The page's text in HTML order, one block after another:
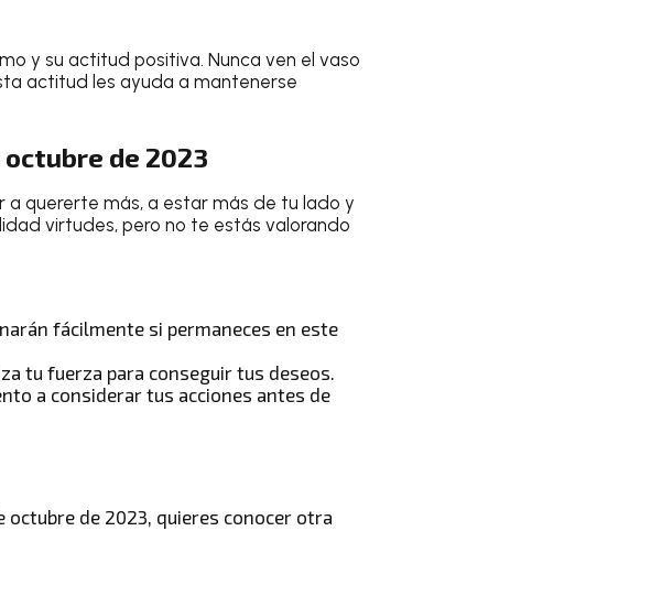
y su actitud positiva. Nunca ven el vaso
actitud les ayuda a mantenerse
de 2023
quererte más, a estar más de tu lado y
virtudes, pero no te estás valorando
fácilmente si permaneces en este
tu fuerza para conseguir tus deseos.
a considerar tus acciones antes de
octubre de 2023 , quieres conocer otra